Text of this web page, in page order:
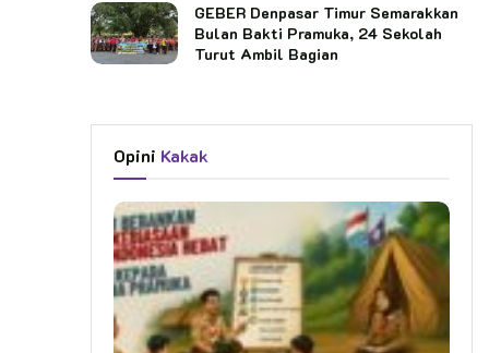
GEBER Denpasar Timur Semarakkan
Bulan Bakti Pramuka, 24 Sekolah
Turut Ambil Bagian
Opini Kakak